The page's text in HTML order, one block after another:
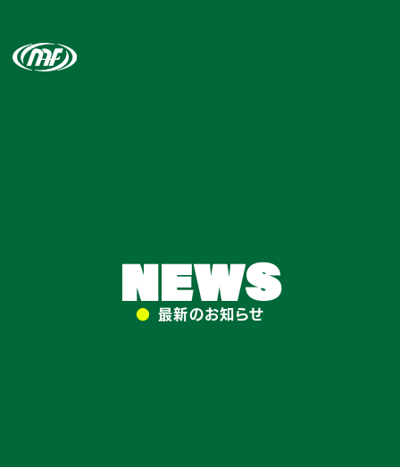
NEWS
● 最新のお知らせ